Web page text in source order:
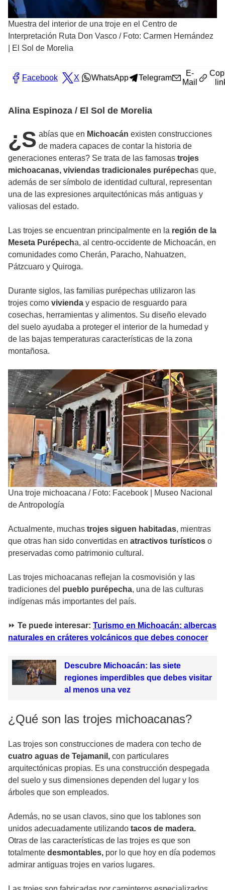
Muestra del interior de una troje en el Centro de
Interpretación Ruta Don Vasco / Foto: Carmen Hernández
| El Sol de Morelia
Facebook X WhatsApp Telegram
E-
Mail
Alina Espinoza / El Sol de Morelia
¿S abías que en Michoacán existen construcciones
de madera capaces de contar la historia de
generaciones enteras? Se trata de las famosas trojes
michoacanas, viviendas tradicionales purépechas que,
además de ser símbolo de identidad cultural, representan
una de las expresiones arquitectónicas más antiguas y
valiosas del estado.
Las trojes se encuentran principalmente en la región de la
Meseta Purépecha, al centro-occidente de Michoacán, en
comunidades como Cherán, Paracho, Nahuatzen,
Pátzcuaro y Quiroga.
Durante siglos, las familias purépechas utilizaron las
trojes como vivienda y espacio de resguardo para
cosechas, herramientas y alimentos. Su diseño elevado
del suelo ayudaba a proteger el interior de la humedad y
de las bajas temperaturas características de la zona
montañosa.
Una troje michoacana / Foto: Facebook | Museo Nacional
de Antropología
Actualmente, muchas trojes siguen habitadas, mientras
que otras han sido convertidas en atractivos turísticos o
preservadas como patrimonio cultural.
Las trojes michoacanas reflejan la cosmovisión y las
tradiciones del pueblo purépecha, una de las culturas
indígenas más importantes del país.
⏩ Te puede interesar: Turismo en Michoacán: albercas
naturales en cráteres volcánicos que debes conocer
Descubre Michoacán: las siete
regiones imperdibles que debes visitar
al menos una vez
¿Qué son las trojes michoacanas?
Las trojes son construcciones de madera con techo de
cuatro aguas de Tejamanil, con particulares
arquitectónicas propias. Es una construcción despegada
del suelo y sus dimensiones dependen del lugar y los
árboles que son empleados.
Además, no se usan clavos, sino que los tablones son
unidos adecuadamente utilizando tacos de madera.
Otras de las características de las trojes es que son
totalmente desmontables, por lo que hoy en día podemos
admirar antiguas trojes en varios lugares.